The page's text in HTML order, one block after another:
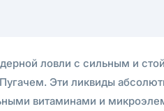
ловли с сильным и
Эти ликвиды
витаминами и